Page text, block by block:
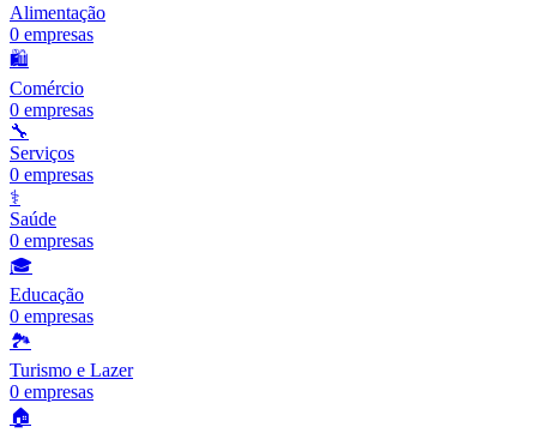
Alimentação
0 empresas
🛍️
Comércio
0 empresas
🔧
Serviços
0 empresas
⚕️
Saúde
0 empresas
🎓
Educação
0 empresas
🏞️
Turismo e Lazer
0 empresas
🏠